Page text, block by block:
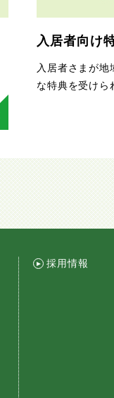
入居者向け
入居者さまが地
な特典を受けら
採用情報